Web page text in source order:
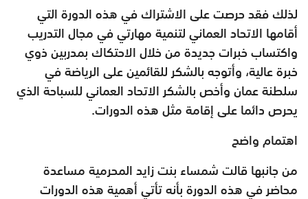
لذلك فقد حرصت على الاشتراك في هذه الدورة التي
أقامها الاتحاد العماني لتنمية مهارتي في مجال التدريب
واكتساب خبرات جديدة من خلال الاحتكاك بمدربين ذوي
خبرة عالية، وأتوجه بالشكر للقائمين على الرياضة في
سلطنة عمان وأخص بالشكر الاتحاد العماني للسباحة الذي
يحرص دائما على إقامة مثل هذه الدورات.
اهتمام واضح
من جانبها قالت شمساء بنت زايد المحرمية مساعدة
محاضر في هذه الدورة بأنه تأتي أهمية هذه الدورات